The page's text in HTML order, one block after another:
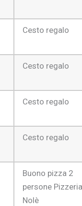
Cesto regalo
Cesto regalo
Cesto regalo
Cesto regalo
Buono pizza 2
persone Pizzeria
Nolè